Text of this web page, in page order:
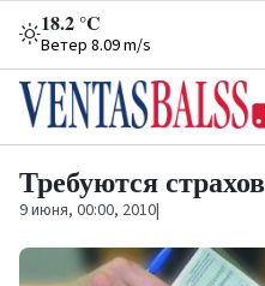
18.2 °C
Ветер 8.09 m/s
Требуются
9 июня, 00:00, 2010|